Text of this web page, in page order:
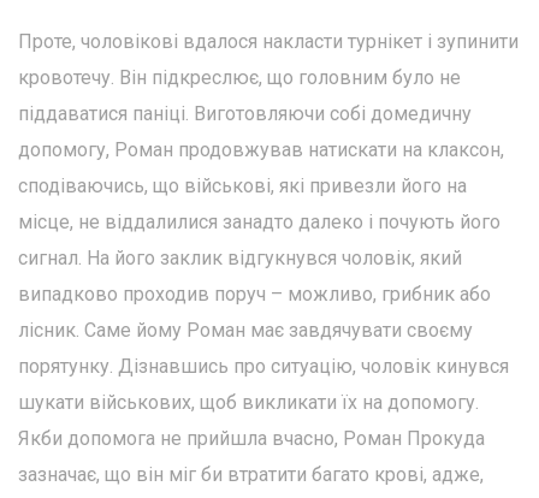
Проте, чоловікові вдалося накласти турнікет і зупинити
кровотечу. Він підкреслює, що головним було не
піддаватися паніці. Виготовляючи собі домедичну
допомогу, Роман продовжував натискати на клаксон,
сподіваючись, що військові, які привезли його на
місце, не віддалилися занадто далеко і почують його
сигнал. На його заклик відгукнувся чоловік, який
випадково проходив поруч – можливо, грибник або
лісник. Саме йому Роман має завдячувати своєму
порятунку. Дізнавшись про ситуацію, чоловік кинувся
шукати військових, щоб викликати їх на допомогу.
Якби допомога не прийшла вчасно, Роман Прокуда
зазначає, що він міг би втратити багато крові, адже,